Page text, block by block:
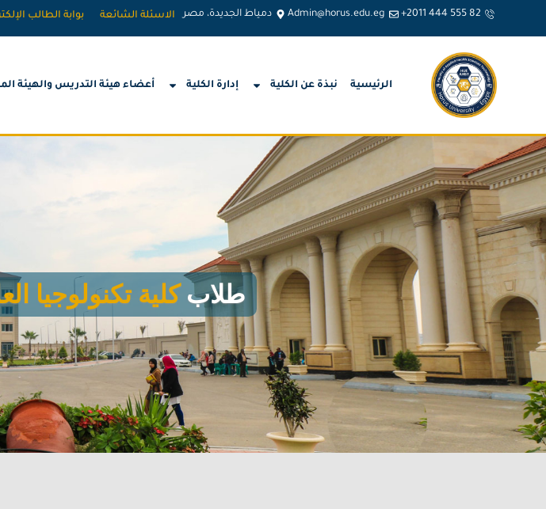
+2011 444 555 82
Admin@horus.edu.eg دمياط الجديدة، مصر الاسئلة الشائعة بوابة الطالب
الرئيسية نبذة عن الكلية إدارة الكلية أعضاء هيئة التدريس والهيئة
طلابكلية تكنولوجيا